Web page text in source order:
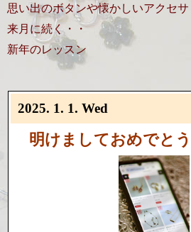
思い出のボタンや懐かしいアクセ
来月に続く・・
新年のレッスン
2025. 1. 1. Wed
明けましておめでと